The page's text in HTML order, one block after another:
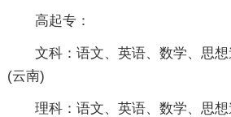
高起专：
文科：语文、英语、数学、思想
(云南)
理科：语文、英语、数学、思想